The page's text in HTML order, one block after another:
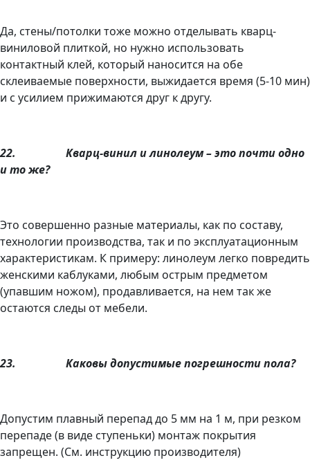
Да, стены/потолки тоже можно отделывать кварц-
виниловой плиткой, но нужно использовать
контактный клей, который наносится на обе
склеиваемые поверхности, выжидается время (5-10 мин)
и с усилием прижимаются друг к другу.
22. Кварц-винил и линолеум – это почти одно
и то же?
Это совершенно разные материалы, как по составу,
технологии производства, так и по эксплуатационным
характеристикам. К примеру: линолеум легко повредить
женскими каблуками, любым острым предметом
(упавшим ножом), продавливается, на нем так же
остаются следы от мебели.
23. Каковы допустимые погрешности пола?
Допустим плавный перепад до 5 мм на 1 м, при резком
перепаде (в виде ступеньки) монтаж покрытия
запрещен. (См. инструкцию производителя)